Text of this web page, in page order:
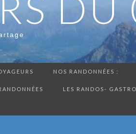
NOS RANDONNÉES :
LES RANDOS- GASTRO